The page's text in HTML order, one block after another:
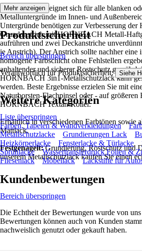
Der Schutzlack eignet sich für alle blanken
Metalluntergründe im Innen- und
Untergründe benötigen zur Verbesserung der
Grundanstrich mit HORNBACH Metall-
aufrühren und zwei Deckanstriche
je Anstrich). Der Anstrich sollte nachher eine
homogene Farbschicht ohne Fehlstellen
anhaltender und sicherer Rostschutz
HORNBACH 3in1-Metallschutzlack kann
werden. Beste Ergebnisse erzielen Sie mit
Naturborsten-Flachpinsel oder - auf größeren
HORNBACH Textan-Roller.
Erhältlich in verschiedenen Farbtönen sowie
Mattlack.
Festgenagelt:Grundierung, Rostschutz und
unserem Metallschutzlack kaufen Sie einen
Mehr anzeigen
Produktsicherheit
Bereich überspringen
Verantwortlich für Produktsicherheit: Siehe
Weitere Kategorien
Liste überspringen
Farben, Tapeten & Wandverkleidungen
Metallschutzlacke
Grundierungen Lack
Heizkörperlacke
Fensterlacke & Türlacke
Sprühlacke
Wassertransferdruck Folien &
Fliesenlack
Möbellack Lackstifte für
Kundenbewertungen
Bereich überspringen
Die Echtheit der Bewertungen wurde von
Bewertungen können auch von Kunden
nachweislich genutzt oder gekauft haben.